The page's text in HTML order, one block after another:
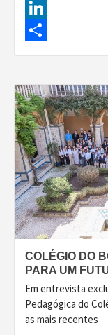
Facebook
LinkedIn
Share
COLÉGIO DO
PARA UM
Em entrevista
Pedagógica do
as mais recentes